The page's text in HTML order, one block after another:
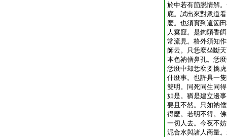
於中若有箇脱情解
底。試出來對衆道
麼。也須實到這箇
人窠窟。是鉤頭香
常流見。格外須知
師云。只恁麼坐斷
本色衲僧鼻孔。恁
恁麼中却恁麼要擒
什麼事。也許具一
雙明。同死同生同
如是。猶是建立邊
要且不然。只如衲
得麼。若明不得。
一切人去。今夜不
泥合水與諸人商量